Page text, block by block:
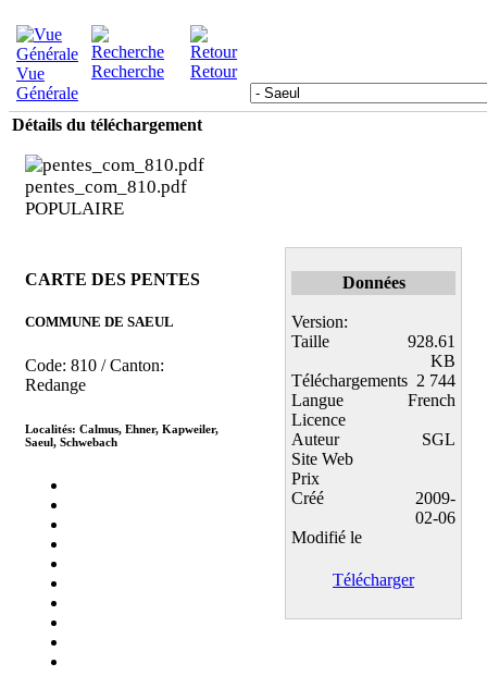
Vue
Générale
Recherche Retour
Détails du téléchargement
pentes_com_810.pdf
POPULAIRE
CARTE DES PENTES
COMMUNE DE SAEUL
Code: 810 / Canton:
Redange
Localités: Calmus, Ehner, Kapweiler,
Saeul, Schwebach
Données
Version:
Taille
928.61
KB
Téléchargements 2 744
Langue
French
Licence
Auteur
SGL
Site Web
Prix
Créé
2009-
02-06
Modifié le
Télécharger